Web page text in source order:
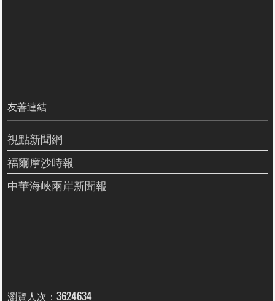
友善連結
視點新聞網
福爾摩沙時報
中華海峽兩岸新聞報
瀏覽人次：3624634